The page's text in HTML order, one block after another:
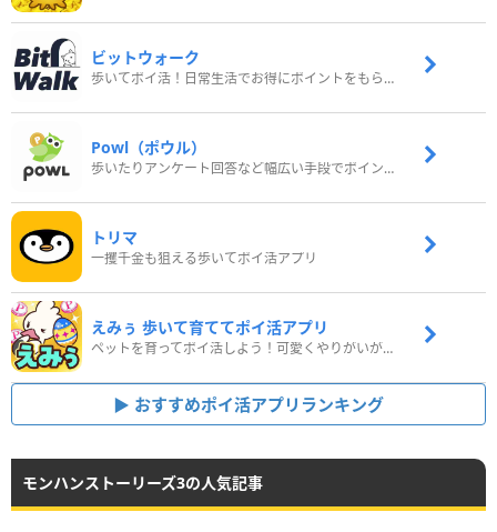
ビットウォーク
歩いてポイ活！日常生活でお得にポイントをもらおう
Powl（ポウル）
歩いたりアンケート回答など幅広い手段でポイントをゲット
トリマ
一攫千金も狙える歩いてポイ活アプリ
えみぅ 歩いて育ててポイ活アプリ
ペットを育ってポイ活しよう！可愛くやりがいがある新感覚アプリ
おすすめポイ活アプリランキング
モンハンストーリーズ3の人気記事